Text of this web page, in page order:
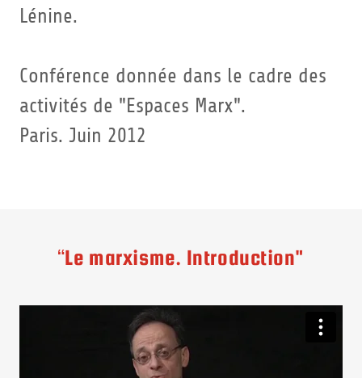
Lénine.
Conférence donnée dans le cadre des
activités de "Espaces Marx".
Paris. Juin 2012
“Le marxisme. Introduction"